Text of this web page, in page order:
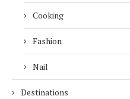
Cooking
Fashion
Nail
Destinations